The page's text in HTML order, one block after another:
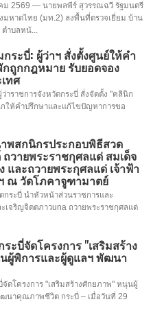
ม 2569 — นายพลพีร์ สุวรรณฉวี รัฐมนตรี
มหาดไทย (มท.2) ลงพื้นที่ตรวจเยี่ยม บ้าน
ำบลหน้...
ระบี่: ผู้ว่าฯ สั่งตั้งศูนย์ให้คำ
ถูกกฎหมาย รับยอดจอง
ทศ
าราชการจังหวัดกระบี่ สั่งจัดตั้ง "คลินิก
ให้คำปรึกษาและแก้ไขปัญหาการขอ
พสกนิกรประกอบพิธีสวด
วายพระราชกุศลแด่ สมเด็จ
และถวายพระกุศลแด่ เจ้าฟ้า
ณ วัดโภคาจูฑามาตย์
กระบี่ นำหัวหน้าส่วนราชการและ
จริญจิตตภาวuna ถวายพระราชกุศลแด่
ระบี่จัดโครงการ "เสริมสร้าง
ผู้พิการและผู้ดูแลฯ พัฒนา
จัดโครงการ "เสริมสร้างศักยภาพ" หนุนผู้
นาคุณภาพชีวิต กระบี่ – เมื่อวันที่ 29